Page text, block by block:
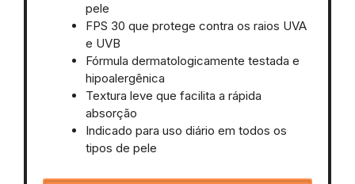
pele
FPS 30 que protege contra os raios UVA
e UVB
Fórmula dermatologicamente testada e
hipoalergênica
Textura leve que facilita a rápida
absorção
Indicado para uso diário em todos os
tipos de pele